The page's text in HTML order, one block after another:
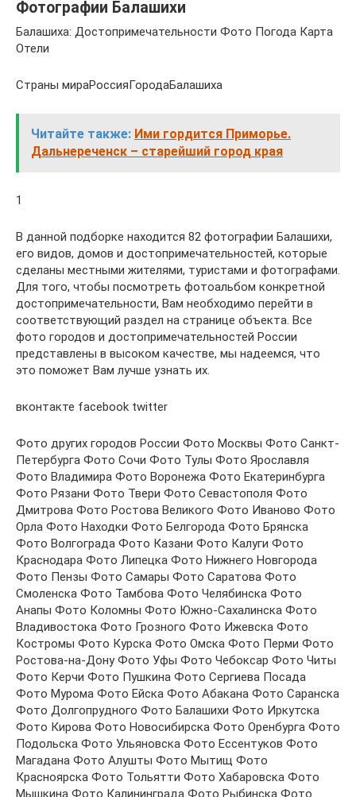
Фотографии Балашихи
Балашиха: Достопримечательности Фото Погода Карта
Отели
Страны мираРоссияГородаБалашиха
Читайте также: Ими гордится Приморье.
Дальнереченск – старейший город края
1
В данной подборке находится 82 фотографии Балашихи,
его видов, домов и достопримечательностей, которые
сделаны местными жителями, туристами и фотографами.
Для того, чтобы посмотреть фотоальбом конкретной
достопримечательности, Вам необходимо перейти в
соответствующий раздел на странице объекта. Все
фото городов и достопримечательностей России
представлены в высоком качестве, мы надеемся, что
это поможет Вам лучше узнать их.
вконтакте facebook twitter
Фото других городов России Фото Москвы Фото Санкт-
Петербурга Фото Сочи Фото Тулы Фото Ярославля
Фото Владимира Фото Воронежа Фото Екатеринбурга
Фото Рязани Фото Твери Фото Севастополя Фото
Дмитрова Фото Ростова Великого Фото Иваново Фото
Орла Фото Находки Фото Белгорода Фото Брянска
Фото Волгограда Фото Казани Фото Калуги Фото
Краснодара Фото Липецка Фото Нижнего Новгорода
Фото Пензы Фото Самары Фото Саратова Фото
Смоленска Фото Тамбова Фото Челябинска Фото
Анапы Фото Коломны Фото Южно-Сахалинска Фото
Владивостока Фото Грозного Фото Ижевска Фото
Костромы Фото Курска Фото Омска Фото Перми Фото
Ростова-на-Дону Фото Уфы Фото Чебоксар Фото Читы
Фото Керчи Фото Пушкина Фото Сергиева Посада
Фото Мурома Фото Ейска Фото Абакана Фото Саранска
Фото Долгопрудного Фото Балашихи Фото Иркутска
Фото Кирова Фото Новосибирска Фото Оренбурга Фото
Подольска Фото Ульяновска Фото Ессентуков Фото
Магадана Фото Алушты Фото Мытищ Фото
Красноярска Фото Тольятти Фото Хабаровска Фото
Мышкина Фото Калининграда Фото Рыбинска Фото